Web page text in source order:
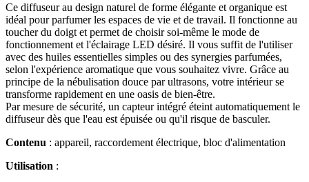
Ce diffuseur au design naturel de forme élégante et organique est
idéal pour parfumer les espaces de vie et de travail. Il fonctionne au
toucher du doigt et permet de choisir soi-même le mode de
fonctionnement et l'éclairage LED désiré. Il vous suffit de l'utiliser
avec des huiles essentielles simples ou des synergies parfumées,
selon l'expérience aromatique que vous souhaitez vivre. Grâce au
principe de la nébulisation douce par ultrasons, votre intérieur se
transforme rapidement en une oasis de bien-être.
Par mesure de sécurité, un capteur intégré éteint automatiquement le
diffuseur dès que l'eau est épuisée ou qu'il risque de basculer.
Contenu : appareil, raccordement électrique, bloc d'alimentation
Utilisation :